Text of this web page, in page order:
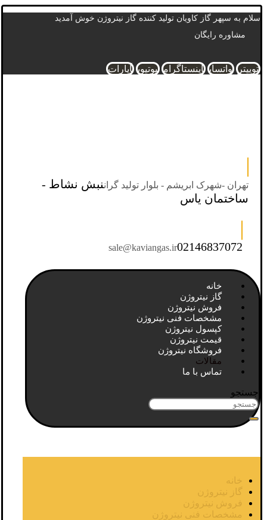
سلام به سپهر گاز کاویان تولید کننده گاز نیتروژن خوش آمدید
مشاوره رایگان
توییتر واتساپ اینستاگرام یوتیوب آپارات
تهران -شهرک ابریشم - بلوار تولید گراننبش نشاط -
ساختمان یاس
sale@kaviangas.ir02146837072
خانه
گاز نیتروژن
فروش نیتروژن
مشخصات فنی نیتروژن
کپسول نیتروژن
قیمت نیتروژن
فروشگاه نیتروژن
مقالات
تماس با ما
جستجو
خانه
گاز نیتروژن
فروش نیتروژن
مشخصات فنی نیتروژن